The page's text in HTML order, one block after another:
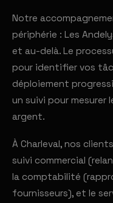
Notre
périphérie : Les
et au-delà. Le
pour identifier vos
déploiement
un suivi pour mesurer
argent.
À Charleval, nos
suivi commercial
la comptabilité
fournisseurs), et le